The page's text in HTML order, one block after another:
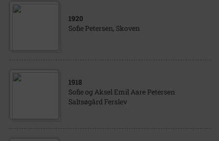
1920
Sofie Petersen, Skoven
1918
Sofie og Aksel Emil Aare Petersen
Saltsøgård Ferslev